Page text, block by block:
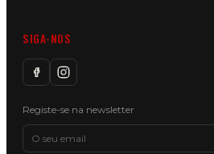
SIGA-NOS
Registe-se na newsletter